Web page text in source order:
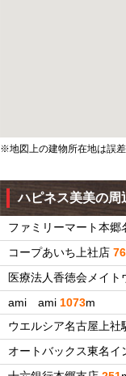
※地図上の建物所在地は誤差
ハピネス美美の周
ファミリーマート本郷
コープあいち上社店
医療法人香徳会メイト
ami ami 1073m
ウエルシア名古屋上社
オートバックス東名イ